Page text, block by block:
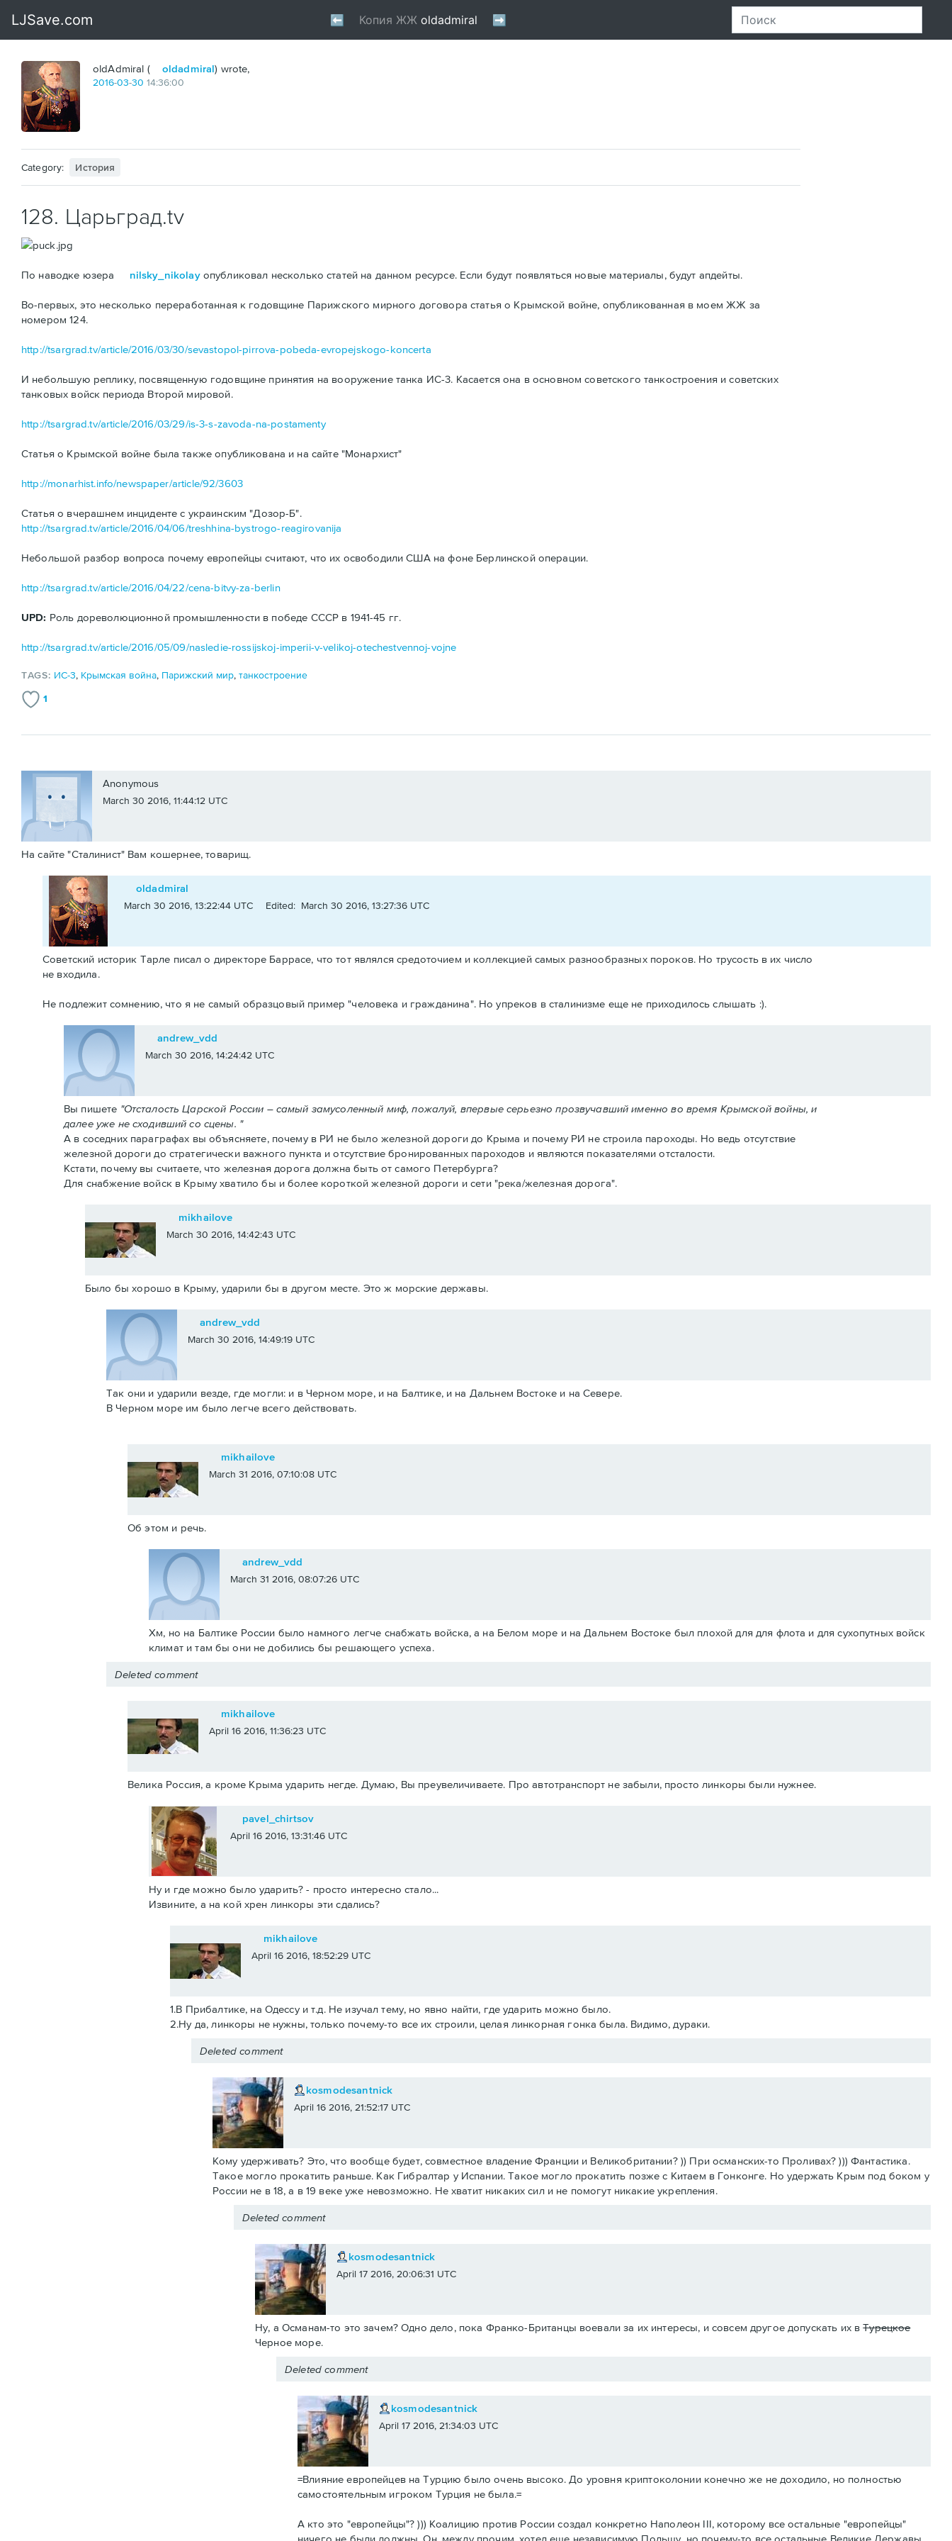
oldAdmiral ( oldadmiral) wrote,
2016-03-30 14:36:00
Category: История
128. Царьград.tv
По наводке юзера nilsky_nikolayопубликовал несколько статей на данном ресурсе. Если будут появляться новые материалы, будут апдейты.
Во-первых, это несколько переработанная к годовщине Парижского мирного договора статья о Крымской войне, опубликованная в моем ЖЖ за
номером 124.
http://tsargrad.tv/article/2016/03/30/sevastopol-pirrova-pobeda-evropejskogo-koncerta
И небольшую реплику, посвященную годовщине принятия на вооружение танка ИС-3. Касается она в основном советского танкостроения и советских
танковых войск периода Второй мировой.
http://tsargrad.tv/article/2016/03/29/is-3-s-zavoda-na-postamenty
Статья о Крымской войне была также опубликована и на сайте "Монархист"
http://monarhist.info/newspaper/article/92/3603
Статья о вчерашнем инциденте с украинским "Дозор-Б".
http://tsargrad.tv/article/2016/04/06/treshhina-bystrogo-reagirovanija
Небольшой разбор вопроса почему европейцы считают, что их освободили США на фоне Берлинской операции.
http://tsargrad.tv/article/2016/04/22/cena-bitvy-za-berlin
UPD: Роль дореволюционной промышленности в победе СССР в 1941-45 гг.
http://tsargrad.tv/article/2016/05/09/nasledie-rossijskoj-imperii-v-velikoj-otechestvennoj-vojne
TAGS: ИС-3, Крымская война, Парижский мир,танкостроение
1
Anonymous
March 30 2016, 11:44:12 UTC
На сайте "Сталинист" Вам кошернее, товарищ.
oldadmiral
March 30 2016, 13:22:44 UTC Edited: March 30 2016, 13:27:36 UTC
Советский историк Тарле писал о директоре Баррасе, что тот являлся средоточием и коллекцией самых разнообразных пороков. Но трусость в их число
не входила.
Не подлежит сомнению, что я не самый образцовый пример "человека и гражданина". Но упреков в сталинизме еще не приходилось слышать :).
andrew_vdd
March 30 2016, 14:24:42 UTC
Вы пишете "Отсталость Царской России – самый замусоленный миф, пожалуй, впервые серьезно прозвучавший именно во время Крымской войны, и
далее уже не сходивший со сцены. "
А в соседних параграфах вы объясняете, почему в РИ не было железной дороги до Крыма и почему РИ не строила пароходы. Но ведь отсутствие
железной дороги до стратегически важного пункта и отсутствие бронированных пароходов и являются показателями отсталости.
Кстати, почему вы считаете, что железная дорога должна быть от самого Петербурга?
Для снабжение войск в Крыму хватило бы и более короткой железной дороги и сети "река/железная дорога".
mikhailove
March 30 2016, 14:42:43 UTC
Было бы хорошо в Крыму, ударили бы в другом месте. Это ж морские державы.
andrew_vdd
March 30 2016, 14:49:19 UTC
Так они и ударили везде, где могли: и в Черном море, и на Балтике, и на Дальнем Востоке и на Севере.
В Черном море им было легче всего действовать.
mikhailove
March 31 2016, 07:10:08 UTC
Об этом и речь.
andrew_vdd
March 31 2016, 08:07:26 UTC
Хм, но на Балтике России было намного легче снабжать войска, а на Белом море и на Дальнем Востоке был плохой для для флота и для сухопутных войск
климат и там бы они не добились бы решающего успеха.
Deleted comment
mikhailove
April 16 2016, 11:36:23 UTC
Велика Россия, а кроме Крыма ударить негде. Думаю, Вы преувеличиваете. Про автотранспорт не забыли, просто линкоры были нужнее.
pavel_chirtsov
April 16 2016, 13:31:46 UTC
Ну и где можно было ударить? - просто интересно стало...
Извините, а на кой хрен линкоры эти сдались?
mikhailove
April 16 2016, 18:52:29 UTC
1.В Прибалтике, на Одессу и т.д. Не изучал тему, но явно найти, где ударить можно было.
2.Ну да, линкоры не нужны, только почему-то все их строили, целая линкорная гонка была. Видимо, дураки.
Deleted comment
kosmodesantnick
April 16 2016, 21:52:17 UTC
Кому удерживать? Это, что вообще будет, совместное владение Франции и Великобритании? )) При османских-то Проливах? ))) Фантастика.
Такое могло прокатить раньше. Как Гибралтар у Испании. Такое могло прокатить позже с Китаем в Гонконге. Но удержать Крым под боком у
России не в 18, а в 19 веке уже невозможно. Не хватит никаких сил и не помогут никакие укрепления.
Deleted comment
kosmodesantnick
April 17 2016, 20:06:31 UTC
Ну, а Османам-то это зачем? Одно дело, пока Франко-Британцы воевали за их интересы, и совсем другое допускать их вТурецкое
Черное море.
Deleted comment
kosmodesantnick
April 17 2016, 21:34:03 UTC
=Влияние европейцев на Турцию было очень высоко. До уровня криптоколонии конечно же не доходило, но полностью
самостоятельным игроком Турция не была.=
А кто это "европейцы"? ))) Коалицию против России создал конкретно Наполеон III, которому все остальные "европейцы"